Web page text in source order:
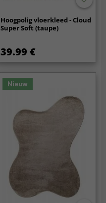
Hoogpolig vloerkleed - Cloud
Super Soft (taupe)
39.99 €
Nieuw